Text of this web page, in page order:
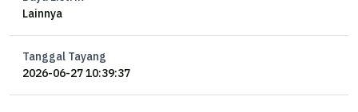
Lainnya
Tanggal Tayang
2026-06-27 10:39:37